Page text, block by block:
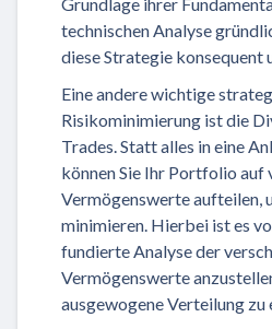
technischen Analyse
diese Strategie konsequent
Eine andere wichtige
Risikominimierung ist die
Trades. Statt alles in eine
können Sie Ihr Portfolio auf
Vermögenswerte aufteilen,
minimieren. Hierbei ist es
fundierte Analyse der
Vermögenswerte
ausgewogene Verteilung zu